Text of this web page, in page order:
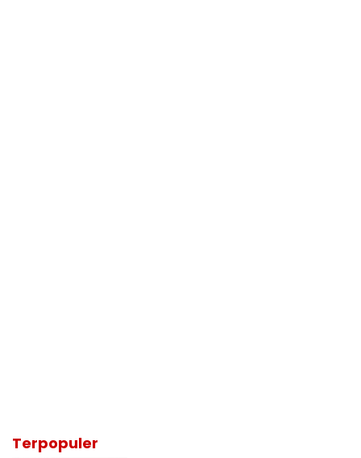
Terpopuler